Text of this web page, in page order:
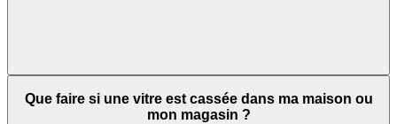
Que faire si une vitre est cassée dans ma maison ou
mon magasin ?